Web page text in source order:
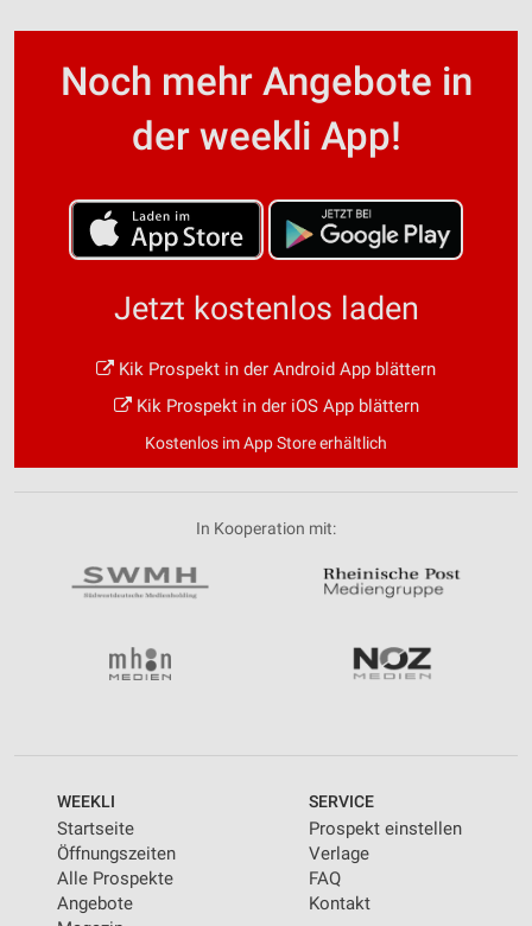
Noch mehr Angebote in
der weekli App!
Jetzt kostenlos laden
Kik Prospekt in der Android App blättern
Kik Prospekt in der iOS App blättern
Kostenlos im App Store erhältlich
In Kooperation mit:
WEEKLI
Startseite
Öffnungszeiten
Alle Prospekte
Angebote
SERVICE
Prospekt einstellen
Verlage
FAQ
Kontakt